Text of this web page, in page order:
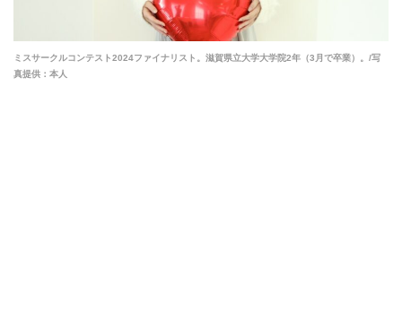
ミスサークルコンテスト2024ファイナリスト。滋賀県立大学大学院2年（3月で卒業）。/写
真提供：本人